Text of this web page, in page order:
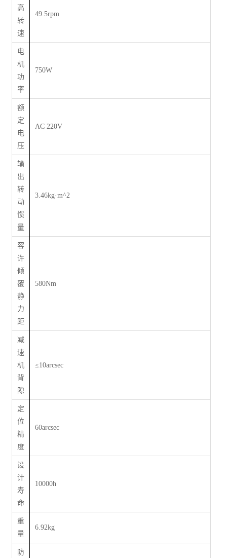
高
转
速
49.5rpm
电
机
功
率
750W
额
定
电
压
AC 220V
输
出
转
动
惯
量
3.46kg·m^2
容
许
倾
覆
静
力
距
580Nm
减
速
机
背
隙
≤10arcsec
定
位
精
度
60arcsec
设
计
寿
命
10000h
重
量
6.92kg
防